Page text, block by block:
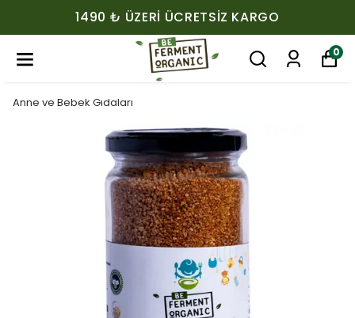
1490 ₺ ÜZERI ÜCRETSIZ KARGO
0
Anne ve Bebek Gıdaları